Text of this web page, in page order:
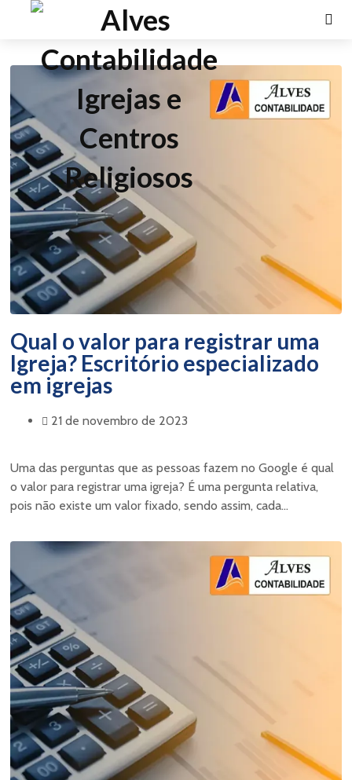
Qual o valor para registrar uma
Igreja? Escritório especializado
em igrejas
21 de novembro de 2023
Uma das perguntas que as pessoas fazem no Google é qual
o valor para registrar uma igreja? É uma pergunta relativa,
pois não existe um valor fixado, sendo assim, cada...